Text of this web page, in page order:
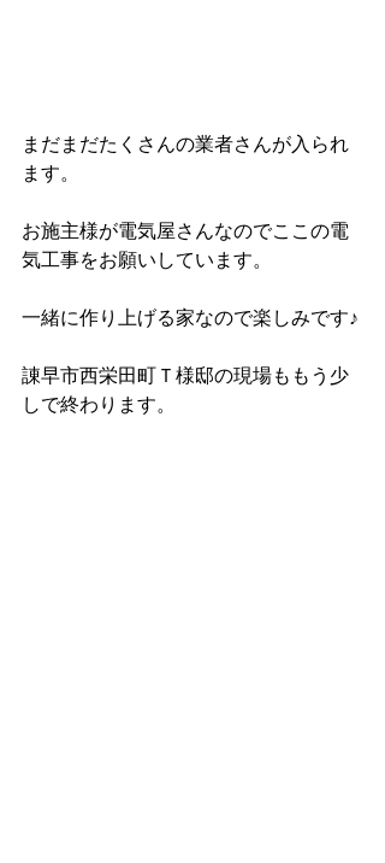
まだまだたくさんの業者さんが入られ
ます。
お施主様が電気屋さんなのでここの電
気工事をお願いしています。
一緒に作り上げる家なので楽しみです♪
諌早市西栄田町Ｔ様邸の現場ももう少
しで終わります。